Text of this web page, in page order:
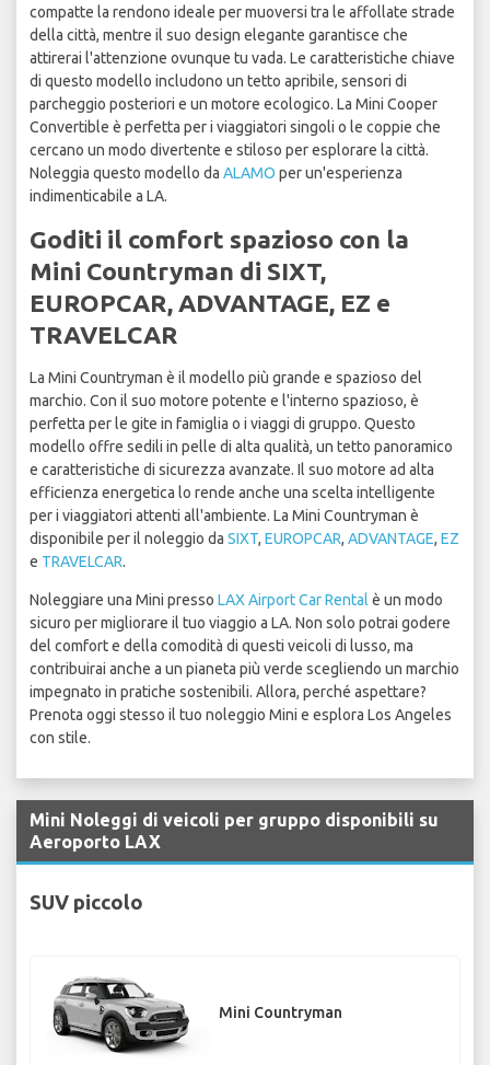
compatte la rendono ideale per muoversi tra le affollate strade
della città, mentre il suo design elegante garantisce che
attirerai l'attenzione ovunque tu vada. Le caratteristiche chiave
di questo modello includono un tetto apribile, sensori di
parcheggio posteriori e un motore ecologico. La Mini Cooper
Convertible è perfetta per i viaggiatori singoli o le coppie che
cercano un modo divertente e stiloso per esplorare la città.
Noleggia questo modello da ALAMO per un'esperienza
indimenticabile a LA.
Goditi il comfort spazioso con la
Mini Countryman di SIXT,
EUROPCAR, ADVANTAGE, EZ e
TRAVELCAR
La Mini Countryman è il modello più grande e spazioso del
marchio. Con il suo motore potente e l'interno spazioso, è
perfetta per le gite in famiglia o i viaggi di gruppo. Questo
modello offre sedili in pelle di alta qualità, un tetto panoramico
e caratteristiche di sicurezza avanzate. Il suo motore ad alta
efficienza energetica lo rende anche una scelta intelligente
per i viaggiatori attenti all'ambiente. La Mini Countryman è
disponibile per il noleggio da SIXT, EUROPCAR, ADVANTAGE, EZ
e TRAVELCAR.
Noleggiare una Mini presso LAX Airport Car Rental è un modo
sicuro per migliorare il tuo viaggio a LA. Non solo potrai godere
del comfort e della comodità di questi veicoli di lusso, ma
contribuirai anche a un pianeta più verde scegliendo un marchio
impegnato in pratiche sostenibili. Allora, perché aspettare?
Prenota oggi stesso il tuo noleggio Mini e esplora Los Angeles
con stile.
Mini Noleggi di veicoli per gruppo disponibili su
Aeroporto LAX
SUV piccolo
Mini Countryman